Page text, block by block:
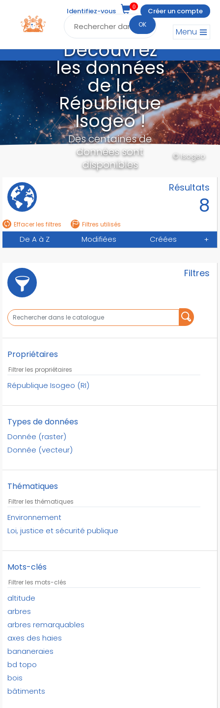
OK
Menu
Identifiez-vous
0
Créer un compte
Découvrez
les données
de la
République
Isogeo !
Des centaines de
données sont
disponibles
© Isogeo
Résultats
8
Effacer les filtres Filtres utilisés
De A à Z Modifiées Créées +
Filtres
Propriétaires
République Isogeo (RI)
Types de données
Donnée (raster)
Donnée (vecteur)
Thématiques
Environnement
Loi, justice et sécurité publique
Mots-clés
altitude
arbres
arbres remarquables
axes des haies
bananeraies
bd topo
bois
bâtiments